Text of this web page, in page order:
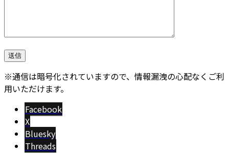
※通信は暗号化されていますので、情報漏洩の心配なくご利
用いただけます。
Facebook
X
Bluesky
Threads